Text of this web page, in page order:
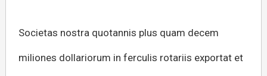
Societas nostra quotannis plus quam decem
miliones dollariorum in ferculis rotariis exportat et